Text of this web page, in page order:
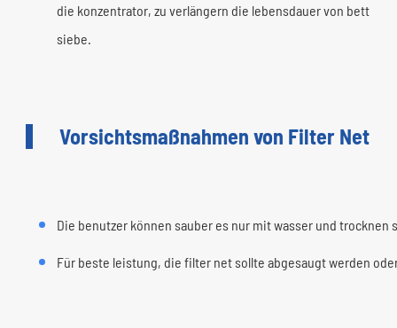
die konzentrator, zu verlängern die lebensdauer von bett
siebe.
Vorsichtsmaßnahmen von Filter Net
Die benutzer können sauber es nur mit wasser und trocknen
Für beste leistung, die filter net sollte abgesaugt werden